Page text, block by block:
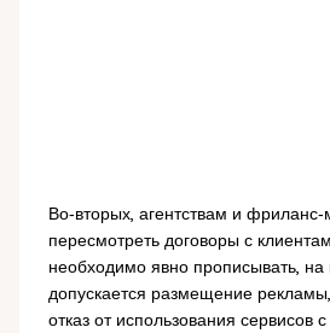
Во‑вторых, агентствам и
пересмотреть договоры с
необходимо явно прописывать, на
допускается размещение
отказ от использования сервисов